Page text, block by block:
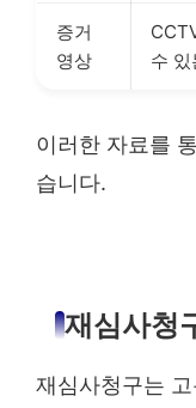
증거
영상
수
이러한 자료를
습니다.
재심사청
재심사청구는